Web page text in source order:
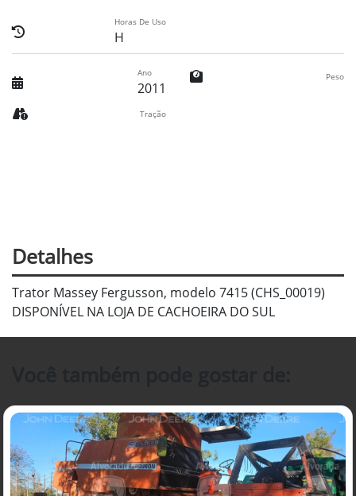
Horas De Uso
H
Ano
2011
Peso
Tração
Detalhes
Trator Massey Fergusson, modelo 7415 (CHS_00019)
DISPONÍVEL NA LOJA DE CACHOEIRA DO SUL